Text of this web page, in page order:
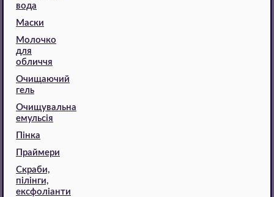
вода
Маски
Молочко
для
обличчя
Очищаючий
гель
Очищувальна
емульсія
Пінка
Праймери
Скраби,
пілінги,
ексфоліанти